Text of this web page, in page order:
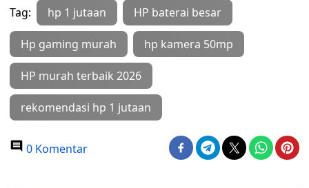
Tag: hp 1 jutaan HP baterai besar
Hp gaming murah hp kamera 50mp
HP murah terbaik 2026
rekomendasi hp 1 jutaan
0 Komentar